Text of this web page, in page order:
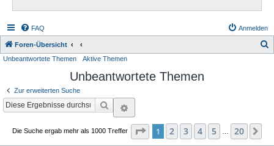
FAQ Anmelden
Foren-Übersicht
Unbeantwortete Themen Aktive Themen
Unbeantwortete Themen
Zur erweiterten Suche
Suche
Die Suche ergab mehr als 1000 Treffer Seite 1 von 20
1 2 3 4 5 … 20